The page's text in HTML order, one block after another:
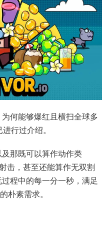
何能够爆红且横扫全球多
行过介绍。
那既可以算作动作类
击，甚至还能算作无双割
程中的每一分一秒，满足
朴素需求。